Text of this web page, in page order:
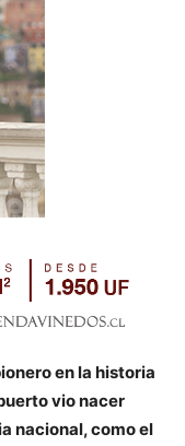
en la historia
vio nacer
nacional, como el